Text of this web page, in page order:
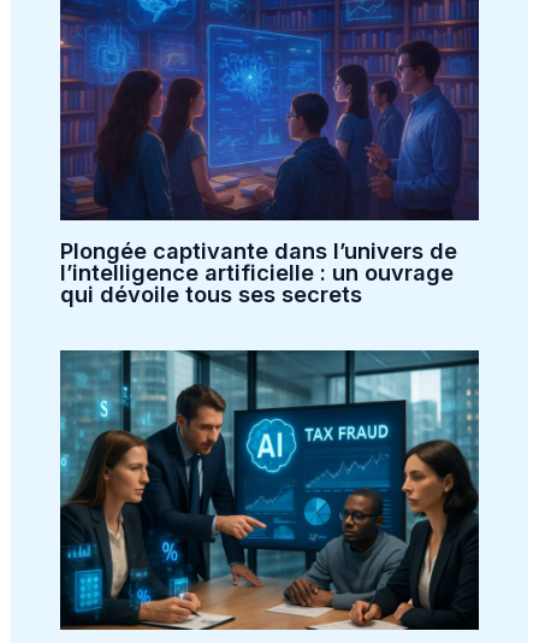
Plongée captivante dans l’univers de
l’intelligence artificielle : un ouvrage
qui dévoile tous ses secrets